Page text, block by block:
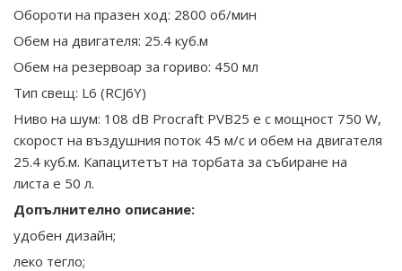
Обороти на празен ход: 2800 об/мин
Обем на двигателя: 25.4 куб.м
Обем на резервоар за гориво: 450 мл
Тип свещ: L6 (RCJ6Y)
Ниво на шум: 108 dB Procraft PVB25 е с мощност 750 W,
скорост на въздушния поток 45 м/с и обем на двигателя
25.4 куб.м. Капацитетът на торбата за събиране на
листа е 50 л.
Допълнително описание:
удобен дизайн;
леко тегло;